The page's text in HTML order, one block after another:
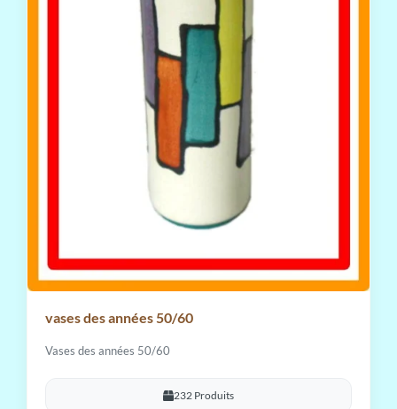
vases des années 50/60
Vases des années 50/60
232 Produits